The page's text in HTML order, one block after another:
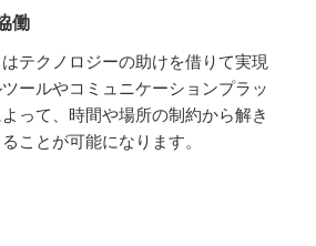
働
テクノロジーの助けを借りて実現
ールやコミュニケーションプラッ
って、時間や場所の制約から解き
ことが可能になります。